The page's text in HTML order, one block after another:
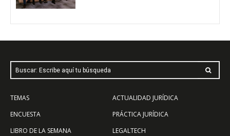
Buscar: Escribe aquí tu búsqueda
TEMAS
ENCUESTA
LIBRO DE LA SEMANA
ACTUALIDAD JURÍDICA
PRÁCTICA JURÍDICA
LEGALTECH